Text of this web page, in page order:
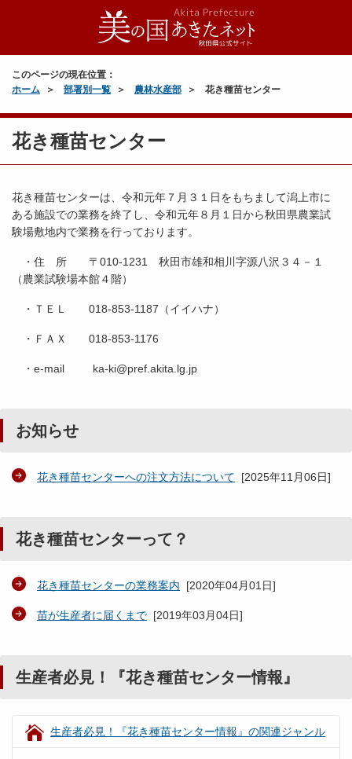
このページの現在位置：
ホーム
部署別一覧 農林水産部 花き種苗センター
花き種苗センター
花き種苗センターは、令和元年７月３１日をもちまして潟上市に
ある施設での業務を終了し、令和元年８月１日から秋田県農業試
験場敷地内で業務を行っております。
・住 所 〒010-1231 秋田市雄和相川字源八沢３４－１
（農業試験場本館４階）
・ＴＥＬ 018-853-1187（イイハナ）
・ＦＡＸ 018-853-1176
・e-mail ka-ki@pref.akita.lg.jp
お知らせ
花き種苗センターへの注文方法について [2025年11月06日]
花き種苗センターって？
花き種苗センターの業務案内 [2020年04月01日]
苗が生産者に届くまで [2019年03月04日]
生産者必見！『花き種苗センター情報』
生産者必見！『花き種苗センター情報』の関連ジャンル